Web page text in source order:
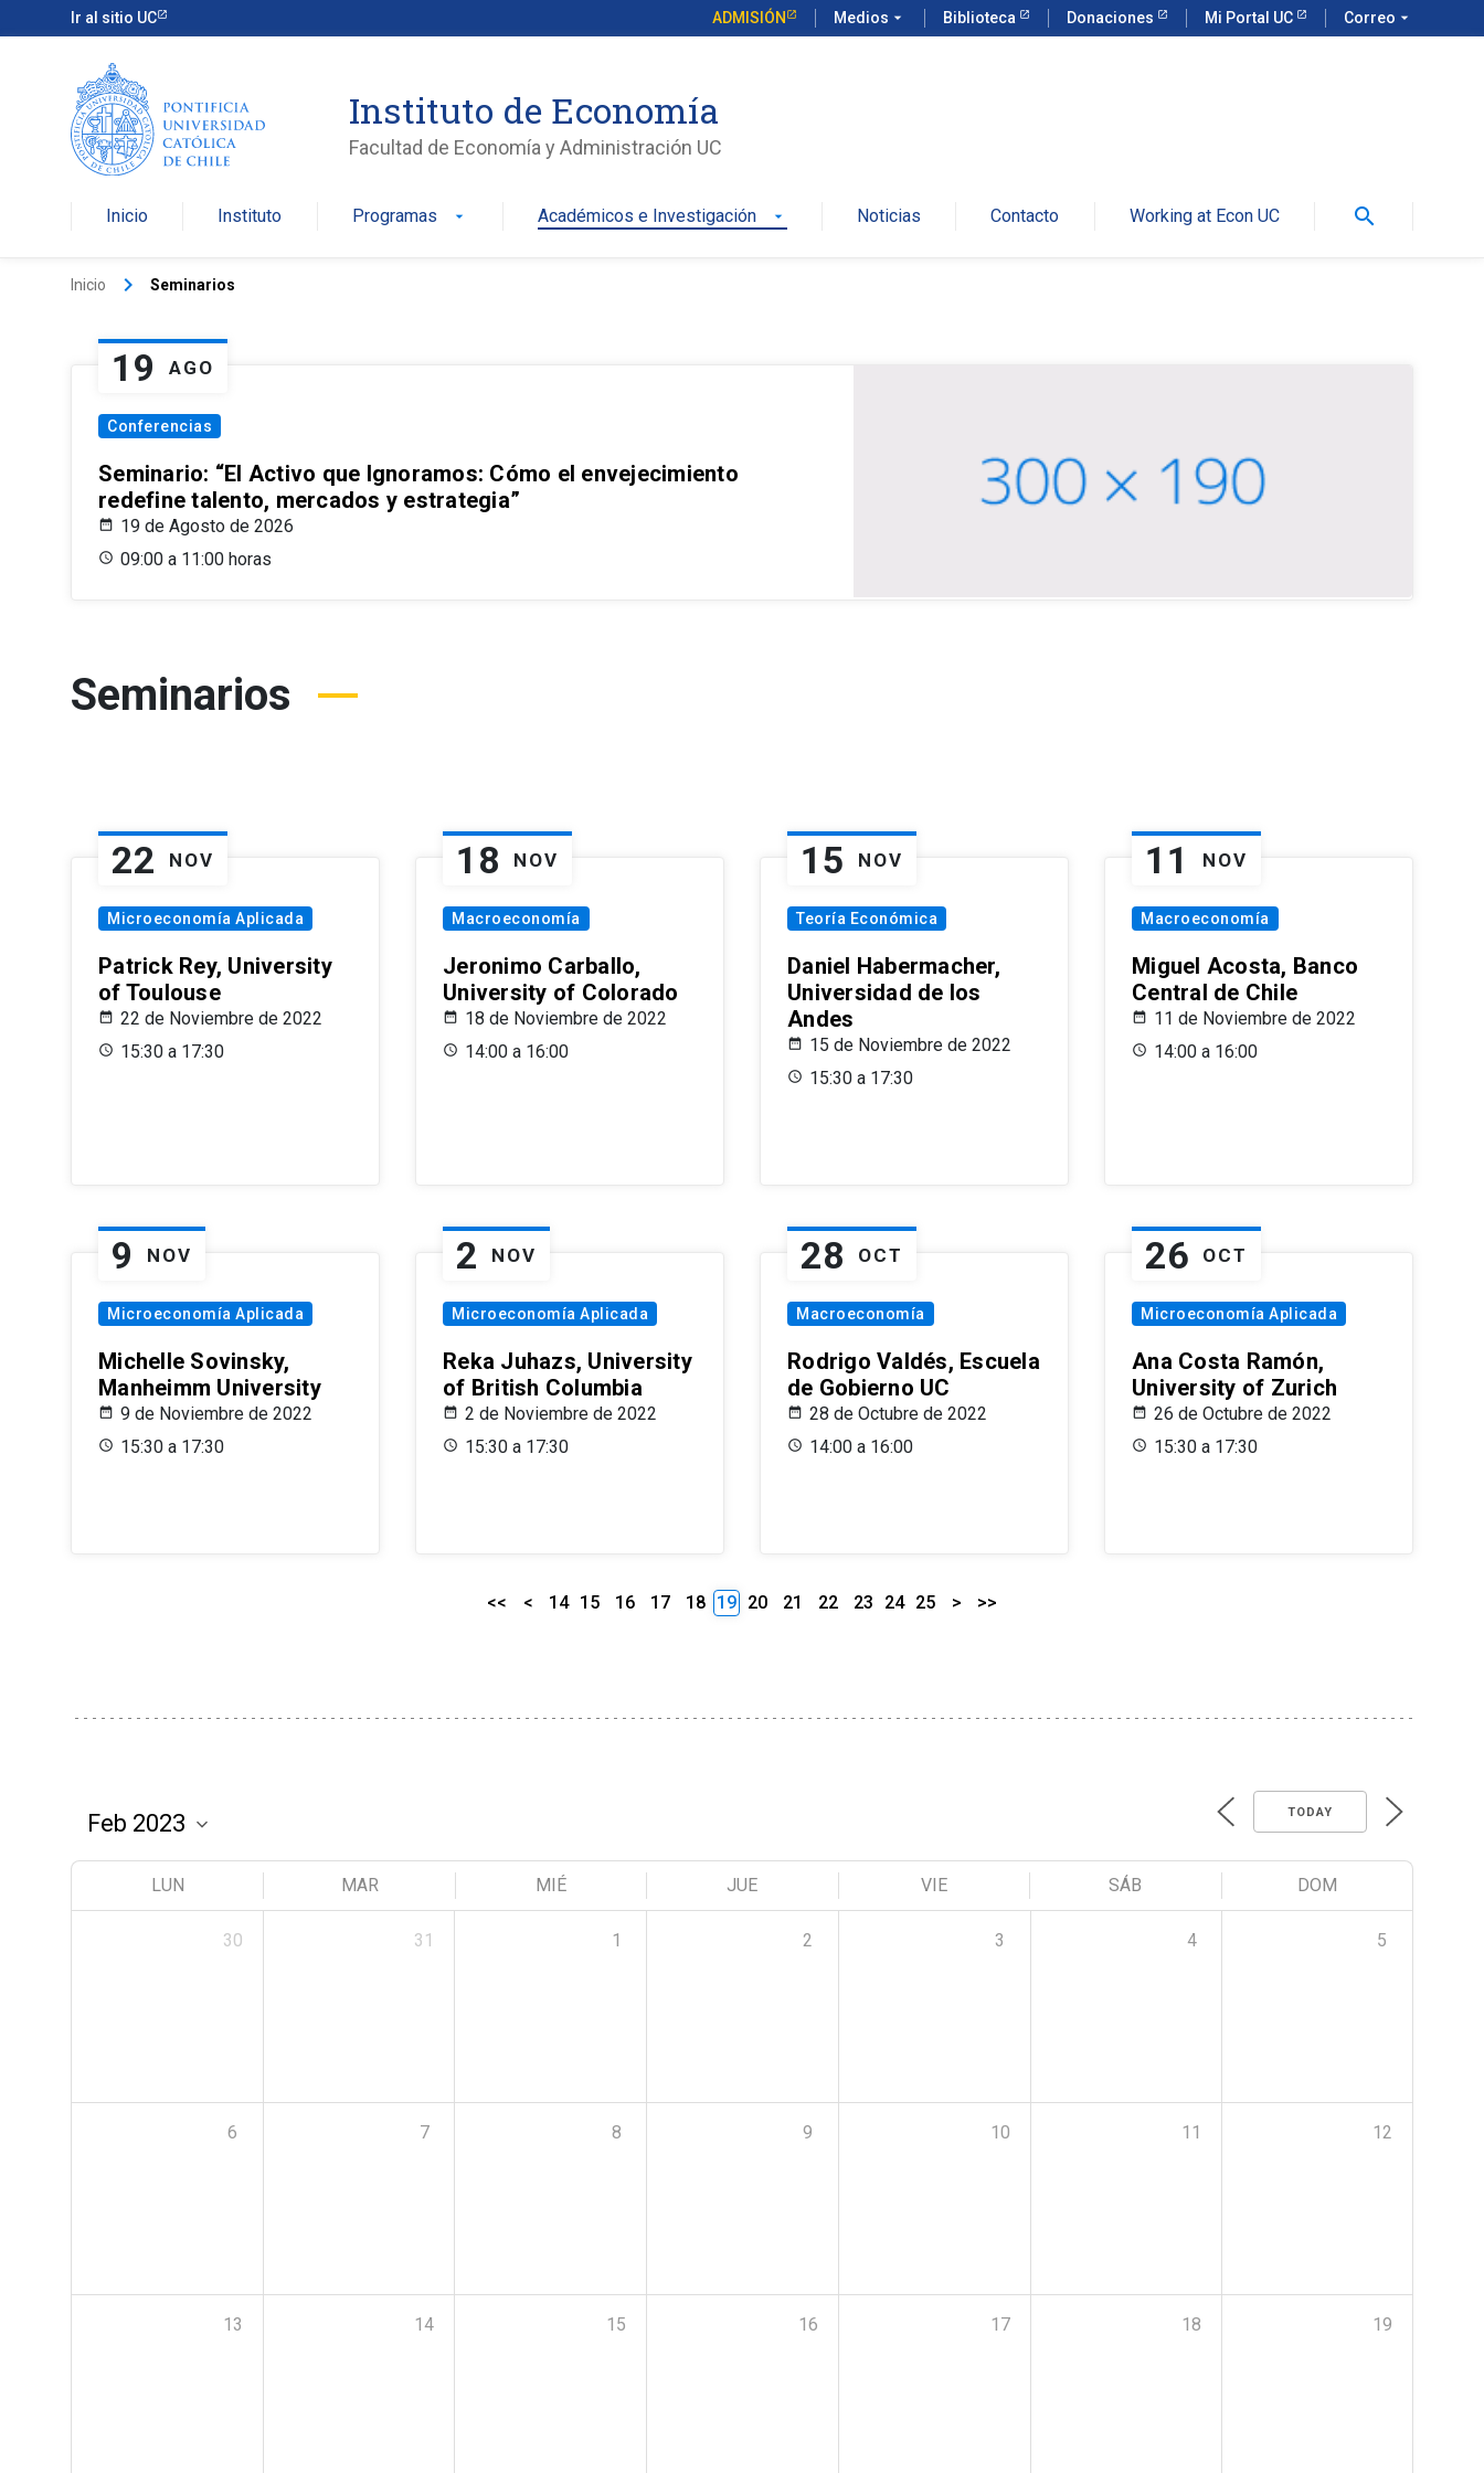
Ir al sitio UC ADMISIÓN Medios arrow_drop_down Biblioteca Donaciones Mi Portal UC Correo arrow_drop_down
Instituto de Economía
Facultad de Economía y Administración UC
Inicio Instituto Programas arrow_drop_down Académicos e Investigación arrow_drop_down Noticias Contacto Working at Econ UC search
Inicio keyboard_arrow_right Seminarios
19 AGO
Conferencias
Seminario: “El Activo que Ignoramos: Cómo el envejecimiento
redefine talento, mercados y estrategia”
19 de Agosto de 2026
09:00 a 11:00 horas
Seminarios
22 NOV
Microeconomía Aplicada
Patrick Rey, University
of Toulouse
22 de Noviembre de 2022
15:30 a 17:30
18 NOV
Macroeconomía
Jeronimo Carballo,
University of Colorado
18 de Noviembre de 2022
14:00 a 16:00
15 NOV
Teoría Económica
Daniel Habermacher,
Universidad de los
Andes
15 de Noviembre de 2022
15:30 a 17:30
11 NOV
Macroeconomía
Miguel Acosta, Banco
Central de Chile
11 de Noviembre de 2022
14:00 a 16:00
9 NOV
Microeconomía Aplicada
Michelle Sovinsky,
Manheimm University
9 de Noviembre de 2022
15:30 a 17:30
2 NOV
Microeconomía Aplicada
Reka Juhazs, University
of British Columbia
2 de Noviembre de 2022
15:30 a 17:30
28 OCT
Macroeconomía
Rodrigo Valdés, Escuela
de Gobierno UC
28 de Octubre de 2022
14:00 a 16:00
26 OCT
Microeconomía Aplicada
Ana Costa Ramón,
University of Zurich
26 de Octubre de 2022
15:30 a 17:30
<< < 14 15 16 17 18 19 20 21 22 23 24 25 > >>
TODAY
LUN MAR MIÉ JUE VIE SÁB DOM
30 31 1 2 3 4 5
6 7 8 9 10 11 12
13 14 15 16 17 18 19